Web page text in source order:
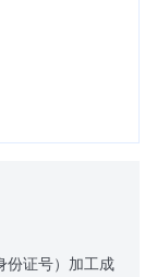
份证号）加工成